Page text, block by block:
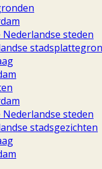
Nederlandse steden
Nederlandse steden
stadsgezichten